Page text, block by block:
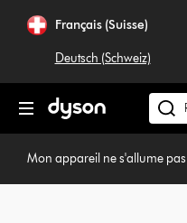
Français (Suisse)
Deutsch (Schweiz)
Mon appareil ne s'allume pas